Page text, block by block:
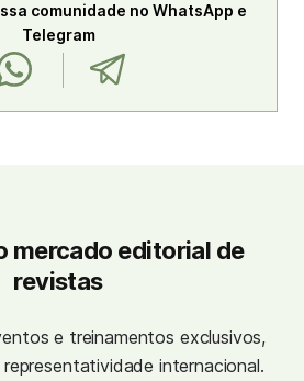
comunidade no WhatsApp e
Telegram
mercado editorial de
revistas
e treinamentos exclusivos,
internacional.